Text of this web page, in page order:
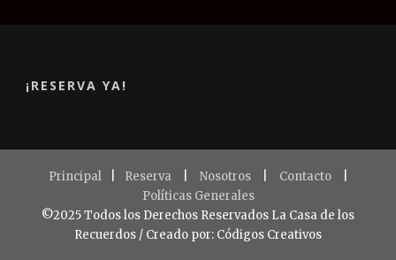
¡RESERVA YA!
Principal Reserva Nosotros Contacto
Políticas Generales
©2025 Todos los Derechos Reservados La Casa de los
Recuerdos / Creado por: Códigos Creativos